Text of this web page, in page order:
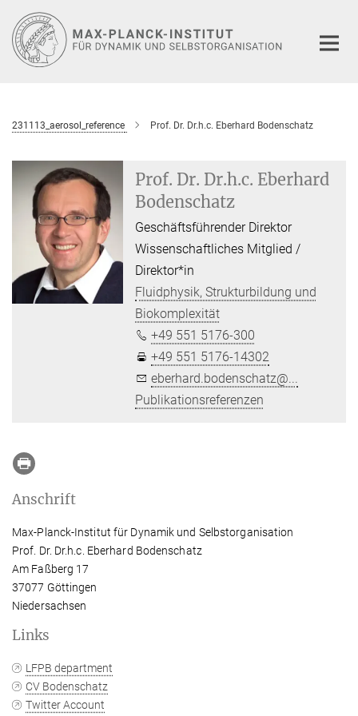
Hauptinhalt
231113_aerosol_reference Prof. Dr. Dr.h.c. Eberhard Bodenschatz
Prof. Dr. Dr.h.c. Eberhard
Bodenschatz
Geschäftsführender Direktor
Wissenschaftliches Mitglied /
Direktor*in
Fluidphysik, Strukturbildung und
Biokomplexität
+49 551 5176-300
+49 551 5176-14302
eberhard.bodenschatz@...
Publikationsreferenzen
Anschrift
Max-Planck-Institut für Dynamik und Selbstorganisation
Prof. Dr. Dr.h.c. Eberhard Bodenschatz
Am Faßberg 17
37077 Göttingen
Niedersachsen
Links
LFPB department
CV Bodenschatz
Twitter Account